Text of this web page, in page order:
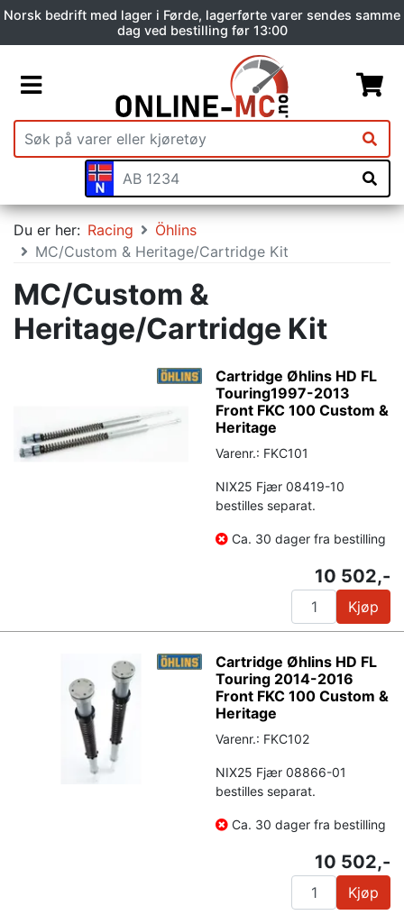
Norsk bedrift med lager i Førde, lagerførte varer sendes samme
dag ved bestilling før 13:00
Du er her: Racing
Öhlins
MC/Custom & Heritage/Cartridge Kit
MC/Custom &
Heritage/Cartridge Kit
Cartridge Øhlins HD FL
Touring1997-2013
Front FKC 100 Custom &
Heritage
Varenr.: FKC101
NIX25 Fjær 08419-10
bestilles separat.
Ca. 30 dager fra bestilling
10 502,-
Kjøp
Cartridge Øhlins HD FL
Touring 2014-2016
Front FKC 100 Custom &
Heritage
Varenr.: FKC102
NIX25 Fjær 08866-01
bestilles separat.
Ca. 30 dager fra bestilling
10 502,-
Kjøp